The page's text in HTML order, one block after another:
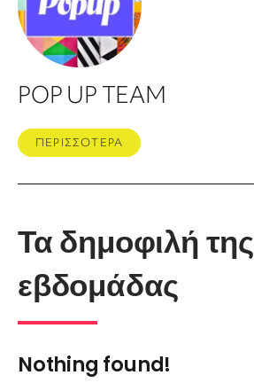
POP UP TEAM
ΠΕΡΙΣΣΟΤΕΡΑ
Τα δημοφιλή της
εβδομάδας
Nothing found!